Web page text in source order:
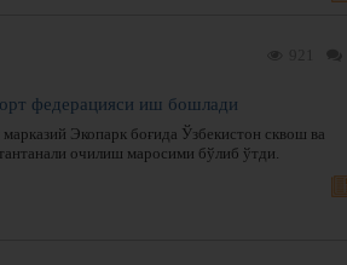
федерацияси иш бошлади
Экопарк боғида Ўзбекистон сквош ва
очилиш маросими бўлиб ўтди.